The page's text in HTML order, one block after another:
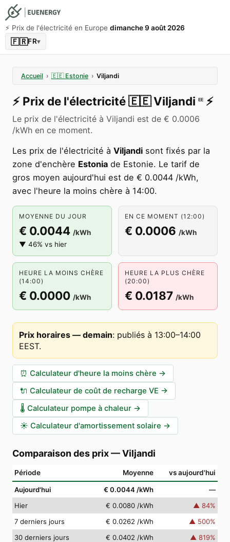
⚡️ Prix de l'électricité en Europe dimanche 9 août 2026
🇫🇷FR▾
Accueil › 🇪🇪 Estonie › Viljandi
⚡️ Prix de l'électricité🇪🇪Viljandi EE ⚡️
Le prix de l'électricité à Viljandi est de € 0.0006
/kWh en ce moment.
Les prix de l'électricité à Viljandi sont fixés par la
zone d'enchère Estonia de Estonie. Le tarif de
gros moyen aujourd'hui est de € 0.0044 /kWh,
avec l'heure la moins chère à 14:00.
MOYENNE DU JOUR
€ 0.0044 /kWh
▼ 46% vs hier
EN CE MOMENT (12:00)
€ 0.0006 /kWh
HEURE LA MOINS CHÈRE
(14:00)
€ 0.0000 /kWh
HEURE LA PLUS CHÈRE
(20:00)
€ 0.0187 /kWh
Prix horaires — demain: publiés à 13:00–14:00
EEST.
⏰ Calculateur d'heure la moins chère →
🔌 Calculateur de coût de recharge VE →
🌡️ Calculateur pompe à chaleur →
☀️ Calculateur d'amortissement solaire →
Comparaison des prix—Viljandi
Période Moyenne vs aujourd'hui
Aujourd'hui € 0.0044 /kWh
—
Hier
€ 0.0080 /kWh ▲ 84%
7 derniers jours
€ 0.0262 /kWh ▲ 500%
30 derniers jours
€ 0.0402 /kWh ▲ 819%